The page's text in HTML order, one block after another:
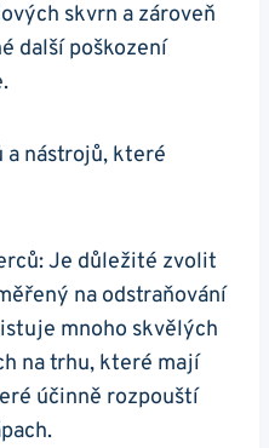
skvrn a zároveň
další poškození
a nástrojů, které
Je důležité zvolit
na odstraňování
mnoho skvělých
na trhu, které mají
účinně rozpouští